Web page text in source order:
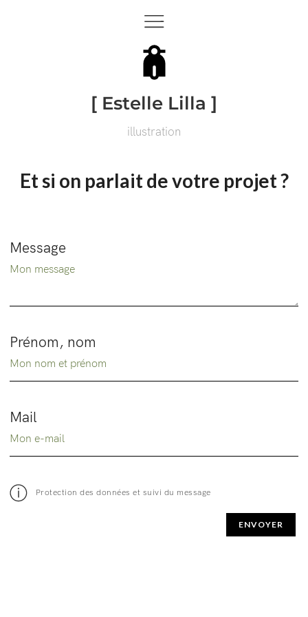
[ Estelle Lilla ]
illustration
Et si on parlait de votre projet ?
Message
Prénom, nom
Mail
Protection des données et suivi du message
ENVOYER